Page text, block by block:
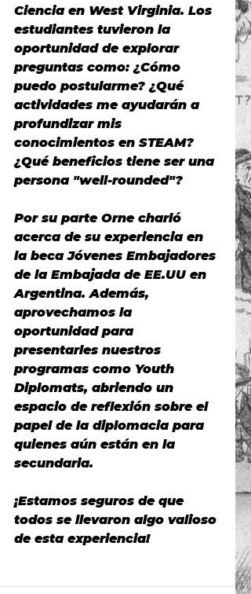
Ciencia en West Virginia. Los
estudiantes tuvieron la
oportunidad de explorar
preguntas como: ¿Cómo
puedo postularme? ¿Qué
actividades me ayudarán a
profundizar mis
conocimientos en STEAM?
¿Qué beneficios tiene ser una
persona "well-rounded"?
Por su parte Orne charló
acerca de su experiencia en
la beca Jóvenes Embajadores
de la Embajada de EE.UU en
Argentina. Además,
aprovechamos la
oportunidad para
presentarles nuestros
programas como Youth
Diplomats, abriendo un
espacio de reflexión sobre el
papel de la diplomacia para
quienes aún están en la
secundaria.
¡Estamos seguros de que
todos se llevaron algo valioso
de esta experiencia!